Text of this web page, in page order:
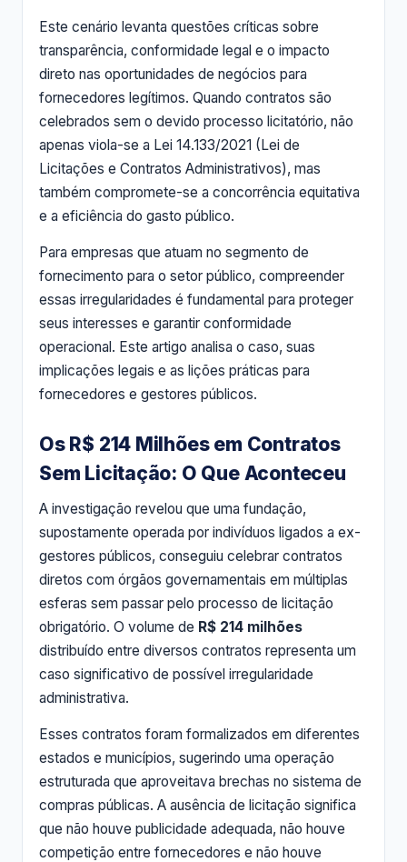
Este cenário levanta questões críticas sobre
transparência, conformidade legal e o impacto
direto nas oportunidades de negócios para
fornecedores legítimos. Quando contratos são
celebrados sem o devido processo licitatório, não
apenas viola-se a Lei 14.133/2021 (Lei de
Licitações e Contratos Administrativos), mas
também compromete-se a concorrência equitativa
e a eficiência do gasto público.
Para empresas que atuam no segmento de
fornecimento para o setor público, compreender
essas irregularidades é fundamental para proteger
seus interesses e garantir conformidade
operacional. Este artigo analisa o caso, suas
implicações legais e as lições práticas para
fornecedores e gestores públicos.
Os R$ 214 Milhões em Contratos
Sem Licitação: O Que Aconteceu
A investigação revelou que uma fundação,
supostamente operada por indivíduos ligados a ex-
gestores públicos, conseguiu celebrar contratos
diretos com órgãos governamentais em múltiplas
esferas sem passar pelo processo de licitação
obrigatório. O volume de R$ 214 milhões
distribuído entre diversos contratos representa um
caso significativo de possível irregularidade
administrativa.
Esses contratos foram formalizados em diferentes
estados e municípios, sugerindo uma operação
estruturada que aproveitava brechas no sistema de
compras públicas. A ausência de licitação significa
que não houve publicidade adequada, não houve
competição entre fornecedores e não houve